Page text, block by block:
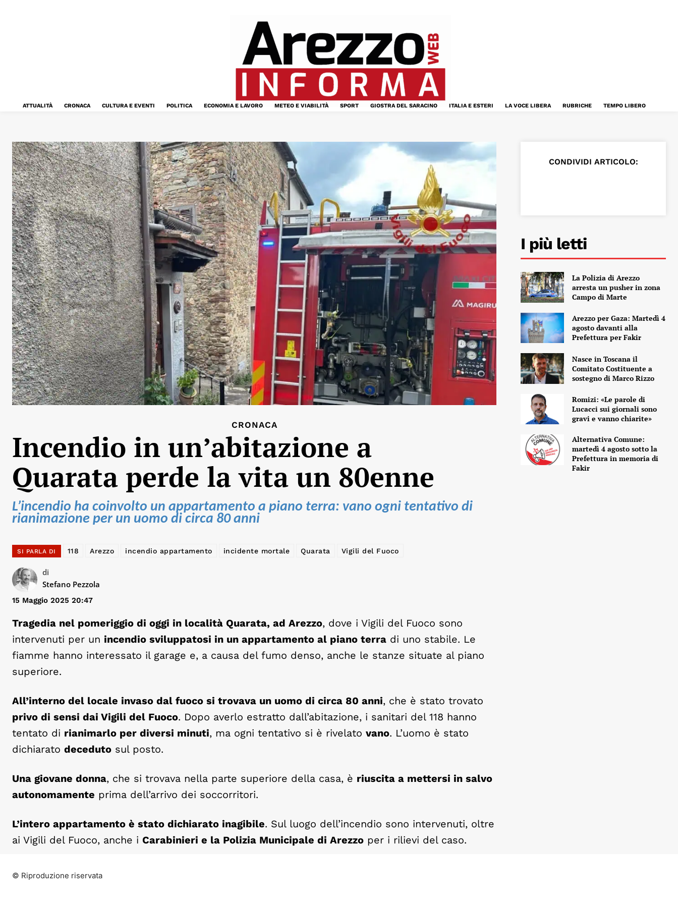
ATTUALITÀ CRONACA CULTURA E EVENTI POLITICA ECONOMIA E LAVORO METEO E VIABILITÀ SPORT GIOSTRA DEL SARACINO ITALIA E ESTERI LA VOCE LIBERA RUBRICHE TEMPO LIBERO
CRONACA
Incendio in un’abitazione a
Quarata perde la vita un 80enne
L’incendio ha coinvolto un appartamento a piano terra: vano ogni tentativo di
rianimazione per un uomo di circa 80 anni
SI PARLA DI 118 Arezzo incendio appartamento incidente mortale Quarata Vigili del Fuoco
di
Stefano Pezzola
15 Maggio 2025 20:47
Tragedia nel pomeriggio di oggi in località Quarata, ad Arezzo, dove i Vigili del Fuoco sono
intervenuti per un incendio sviluppatosi in un appartamento al piano terra di uno stabile. Le
fiamme hanno interessato il garage e, a causa del fumo denso, anche le stanze situate al piano
superiore.
All’interno del locale invaso dal fuoco si trovava un uomo di circa 80 anni, che è stato trovato
privo di sensi dai Vigili del Fuoco. Dopo averlo estratto dall’abitazione, i sanitari del 118 hanno
tentato di rianimarlo per diversi minuti, ma ogni tentativo si è rivelato vano. L’uomo è stato
dichiarato deceduto sul posto.
Una giovane donna, che si trovava nella parte superiore della casa, è riuscita a mettersi in salvo
autonomamente prima dell’arrivo dei soccorritori.
L’intero appartamento è stato dichiarato inagibile. Sul luogo dell’incendio sono intervenuti, oltre
ai Vigili del Fuoco, anche i Carabinieri e la Polizia Municipale di Arezzo per i rilievi del caso.
© Riproduzione riservata
CONDIVIDI ARTICOLO:
I più letti
La Polizia di Arezzo
arresta un pusher in zona
Campo di Marte
Arezzo per Gaza: Martedì 4
agosto davanti alla
Prefettura per Fakir
Nasce in Toscana il
Comitato Costituente a
sostegno di Marco Rizzo
Romizi: «Le parole di
Lucacci sui giornali sono
gravi e vanno chiarite»
Alternativa Comune:
martedì 4 agosto sotto la
Prefettura in memoria di
Fakir